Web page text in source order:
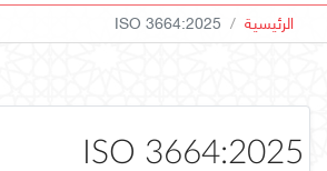
الرئيسية ISO 3664:2025
ISO 3664:2025